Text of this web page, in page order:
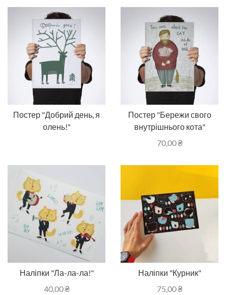
Постер "Добрий день, я
олень!"
Постер "Бережи свого
внутрішнього кота"
70,00₴
Наліпки "Ла-ла-ла!"
40,00₴
Наліпки "Курник"
75,00₴